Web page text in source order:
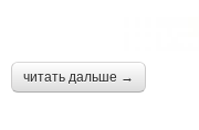
читать дальше →